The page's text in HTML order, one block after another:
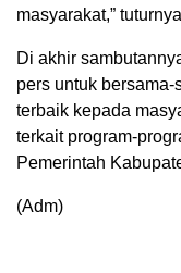
masyarakat,”
Di akhir
pers untuk
terbaik kepada
terkait program-
Pemerintah
(Adm)